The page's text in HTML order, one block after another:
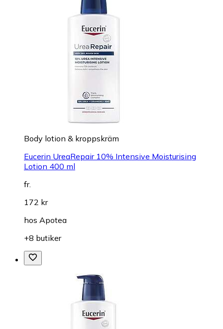
Body lotion & kroppskräm
Eucerin UreaRepair 10% Intensive Moisturising
Lotion 400 ml
fr.
172 kr
hos Apotea
+8 butiker